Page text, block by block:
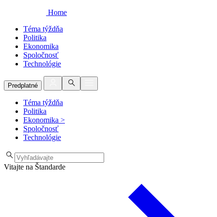
Home
Téma týždňa
Politika
Ekonomika
Spoločnosť
Technológie
Predplatné
Téma týždňa
Politika
Ekonomika >
Spoločnosť
Technológie
Vitajte na Štandarde